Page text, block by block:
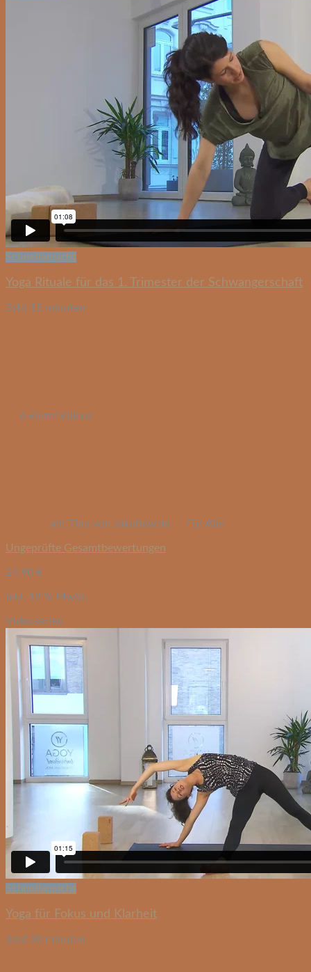
Schnellansicht
Yoga Rituale für das 1. Trimester der Schwangerschaft
3std 15 minuten
6 Einzel Videos
mit Tina von Jakubowski Für Alle
Ungeprüfte Gesamtbewertungen
24,90 €
inkl. 19 % MwSt.
Videoserien
Schnellansicht
Yoga für Fokus und Klarheit
3std 30 minuten